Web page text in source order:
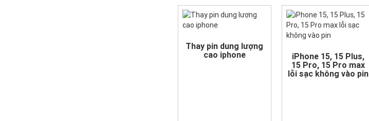
Thay pin dung lượng
cao iphone
iPhone 15, 15 Plus,
15 Pro, 15 Pro max
lỗi sạc không vào pin